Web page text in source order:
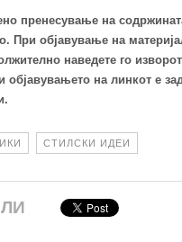
пренесување на
При објавување на
наведете го
објавувањето на линкот е
СТИЛСКИ ИДЕИ